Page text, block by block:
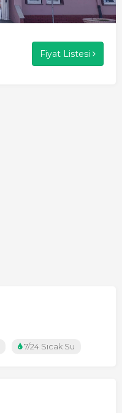
Fiyat Listesi
7/24 Sıcak Su